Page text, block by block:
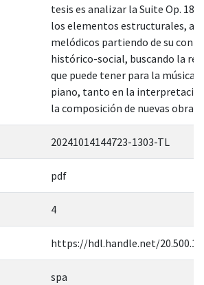
tesis es analizar la Suite Op. 18
los elementos estructurales,
melódicos partiendo de su
histórico-social, buscando la
que puede tener para la música
piano, tanto en la
la composición de nuevas obras”.
20241014144723-1303-TL
pdf
4
https://hdl.handle.net/
spa